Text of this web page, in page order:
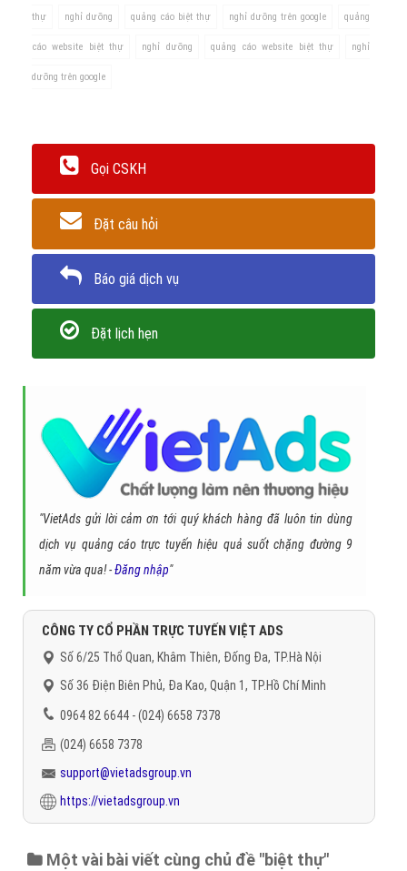
thự nghỉ dưỡng quảng cáo biệt thự nghỉ dưỡng trên google quảng
cáo website biệt thự nghỉ dưỡng quảng cáo website biệt thự nghỉ
dưỡng trên google
Gọi CSKH
Đặt câu hỏi
Báo giá dịch vụ
Đặt lịch hẹn
"VietAds gửi lời cảm ơn tới quý khách hàng đã luôn tin dùng
dịch vụ quảng cáo trực tuyến hiệu quả suốt chặng đường 9
năm vừa qua! -Đăng nhập"
CÔNG TY CỔ PHẦN TRỰC TUYẾN VIỆT ADS
Số 6/25 Thổ Quan, Khâm Thiên, Đống Đa, TP.Hà Nội
Số 36 Điện Biên Phủ, Đa Kao, Quận 1, TP.Hồ Chí Minh
0964 82 6644 - (024) 6658 7378
(024) 6658 7378
support@vietadsgroup.vn
https://vietadsgroup.vn
Một vài bài viết cùng chủ đề "biệt thự"